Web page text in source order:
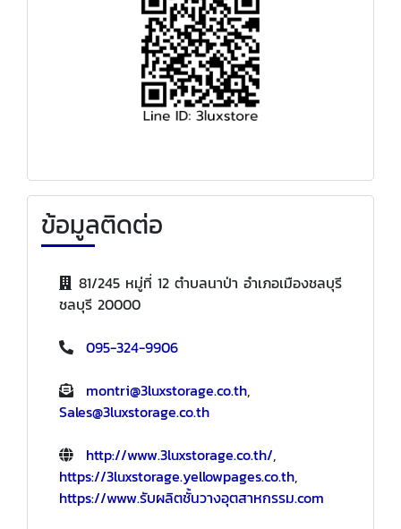
ข้อมูลติดต่อ
81/245 หมู่ที่ 12 ตำบลนาป่า อำเภอเมืองชลบุรี
ชลบุรี 20000
095-324-9906
montri@3luxstorage.co.th,
Sales@3luxstorage.co.th
http://www.3luxstorage.co.th/,
https://3luxstorage.yellowpages.co.th,
https://www.รับผลิตชั้นวางอุตสาหกรรม.com